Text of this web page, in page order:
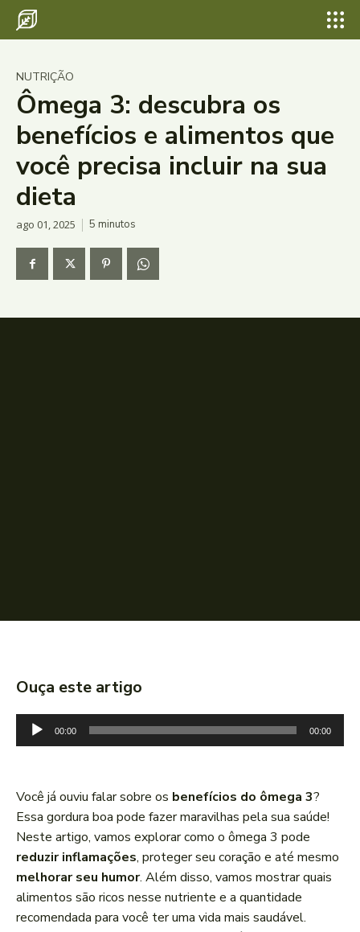
NUTRIÇÃO
Ômega 3: descubra os
benefícios e alimentos que
você precisa incluir na sua
dieta
ago 01, 2025 5 minutos
Ouça este artigo
o
d
o
r
d
e
á
u
00:00 00:00
Você já ouviu falar sobre os benefícios do ômega 3?
Essa gordura boa pode fazer maravilhas pela sua saúde!
Neste artigo, vamos explorar como o ômega 3 pode
reduzir inflamações, proteger seu coração e até mesmo
melhorar seu humor. Além disso, vamos mostrar quais
alimentos são ricos nesse nutriente e a quantidade
recomendada para você ter uma vida mais saudável.